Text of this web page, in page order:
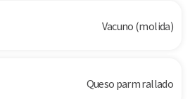
Vacuno (molida)
Queso parm rallado